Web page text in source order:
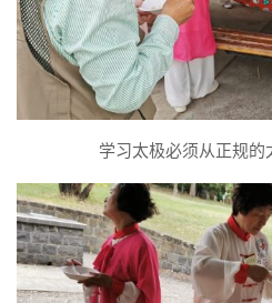
学习太极必须从正规